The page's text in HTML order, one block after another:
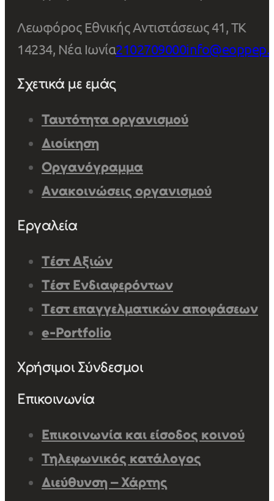
Λεωφόρος Εθνικής Αντιστάσεως 41, ΤΚ
14234, Νέα Ιωνία2102709000
Σχετικά με εμάς
Ταυτότητα οργανισμού
Διοίκηση
Οργανόγραμμα
Ανακοινώσεις οργανισμού
Εργαλεία
Τέστ Αξιών
Τέστ Ενδιαφερόντων
Τεστ επαγγελματικών αποφάσεων
e-Portfolio
Χρήσιμοι Σύνδεσμοι
Επικοινωνία
Επικοινωνία και είσοδος κοινού
Τηλεφωνικός κατάλογος
Διεύθυνση – Χάρτης